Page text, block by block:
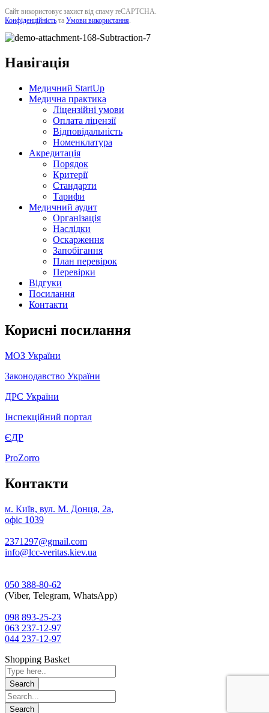
Сайт використовує захист від спаму reCAPTCHA.
Конфіденційність та Умови використання
Навігація
Медичний StartUp
Медична практика
Ліцензійні умови
Оплата ліцензії
Відповідальність
Номенклатура
Акредитація
Порядок
Критерії
Стандарти
Тарифи
Медичний аудит
Організація
Наслідки
Оскарження
Запобігання
План перевірок
Перевірки
Відгуки
Посилання
Контакти
Корисні посилання
МОЗ України
Законодавство України
ДРС України
Інспекційний портал
ЄДР
ProZorro
Контакти
м. Київ, вул. М. Донця, 2а,
офіс 1039
2371297@gmail.com
info@lcc-veritas.kiev.ua
050 388-80-62
(Viber, Telegram, WhatsApp)
098 893-25-23
063 237-12-97
044 237-12-97
Shopping Basket